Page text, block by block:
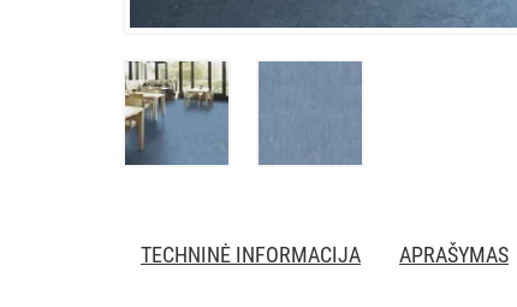
TECHNINĖ INFORMACIJA APRAŠYMAS